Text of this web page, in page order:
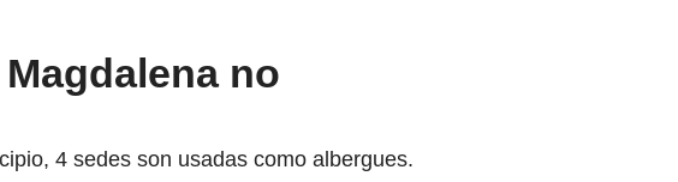
no
4 sedes son usadas como albergues.